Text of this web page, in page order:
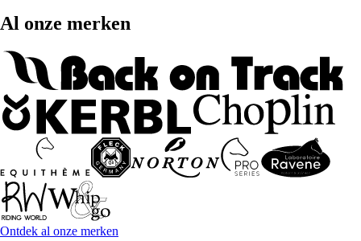
Al onze merken
Ontdek al onze merken